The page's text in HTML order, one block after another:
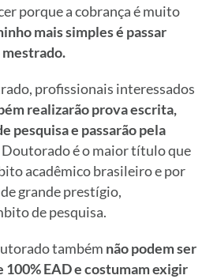
porque a cobrança é muito
mais simples é passar
profissionais interessados
realizarão prova escrita,
pesquisa e passarão pela
é o maior título que
acadêmico brasileiro e por
grande prestígio,
de pesquisa.
também não podem ser
100% EAD e costumam exigir